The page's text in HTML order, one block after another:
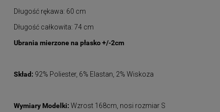
Długość rękawa: 60 cm
Długość całkowita: 74 cm
Ubrania mierzone na płasko +/-2cm
Skład: 92% Poliester, 6% Elastan, 2% Wiskoza
Wymiary Modelki: Wzrost 168cm, nosi rozmiar S